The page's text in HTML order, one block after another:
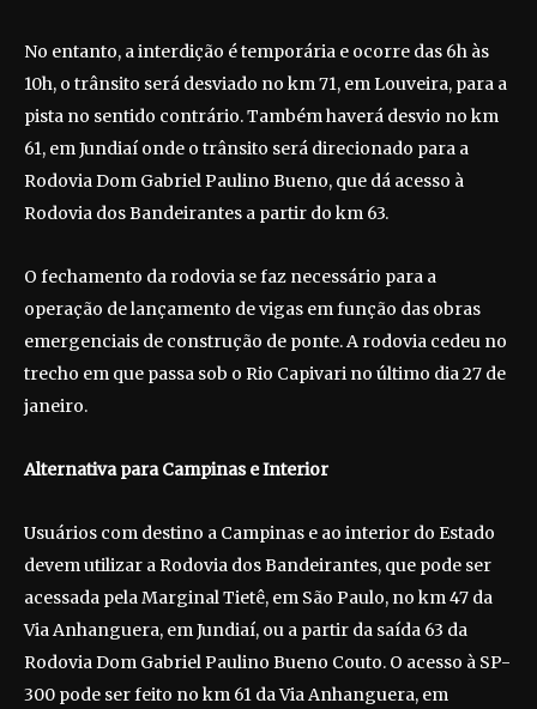
No entanto, a interdição é temporária e ocorre das 6h às
10h, o trânsito será desviado no km 71, em Louveira, para a
pista no sentido contrário. Também haverá desvio no km
61, em Jundiaí onde o trânsito será direcionado para a
Rodovia Dom Gabriel Paulino Bueno, que dá acesso à
Rodovia dos Bandeirantes a partir do km 63.
O fechamento da rodovia se faz necessário para a
operação de lançamento de vigas em função das obras
emergenciais de construção de ponte. A rodovia cedeu no
trecho em que passa sob o Rio Capivari no último dia 27 de
janeiro.
Alternativa para Campinas e Interior
Usuários com destino a Campinas e ao interior do Estado
devem utilizar a Rodovia dos Bandeirantes, que pode ser
acessada pela Marginal Tietê, em São Paulo, no km 47 da
Via Anhanguera, em Jundiaí, ou a partir da saída 63 da
Rodovia Dom Gabriel Paulino Bueno Couto. O acesso à SP-
300 pode ser feito no km 61 da Via Anhanguera, em